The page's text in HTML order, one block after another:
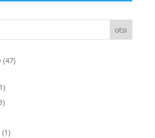
otsi
4747
1
toode
3
1 1